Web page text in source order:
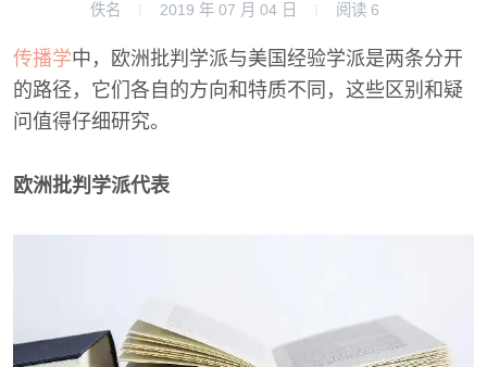
佚名 2019 年 07 月 04 日 阅读 6
传播学中，欧洲批判学派与美国经验学派是两条分开
的路径，它们各自的方向和特质不同，这些区别和疑
问值得仔细研究。
欧洲批判学派代表